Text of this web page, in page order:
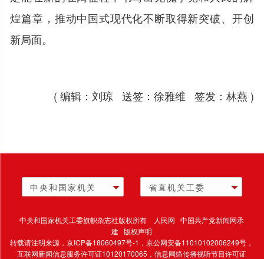
煌篇章，推动中国式现代化不断取得新突破、开创
新局面。
( 编辑：刘琼 送签：徐雅维 签发：林燕 )
中央和国家机关 省直机关工委
中央和国家机关工委旗帜杂志社版权所有 人民网 中国共产党新闻网承
建 版权声明
转载请注明来源，京ICP备18060497号-1 ，京公网安备11010102006249号，
互联网新闻信息服务许可证10120170065，信息网络传播视听节目许可证